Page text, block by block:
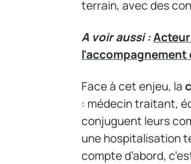
terrain, avec des
A voir aussi :
l'accompagnement
Face à cet enjeu, la
: médecin traitant,
conjuguent leurs
une hospitalisation
compte d’abord,